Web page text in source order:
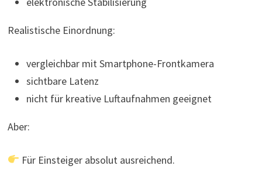
Realistische Einordnung:
vergleichbar mit Smartphone-Frontkamera
sichtbare Latenz
nicht für kreative Luftaufnahmen geeignet
Aber:
Für Einsteiger absolut ausreichend.